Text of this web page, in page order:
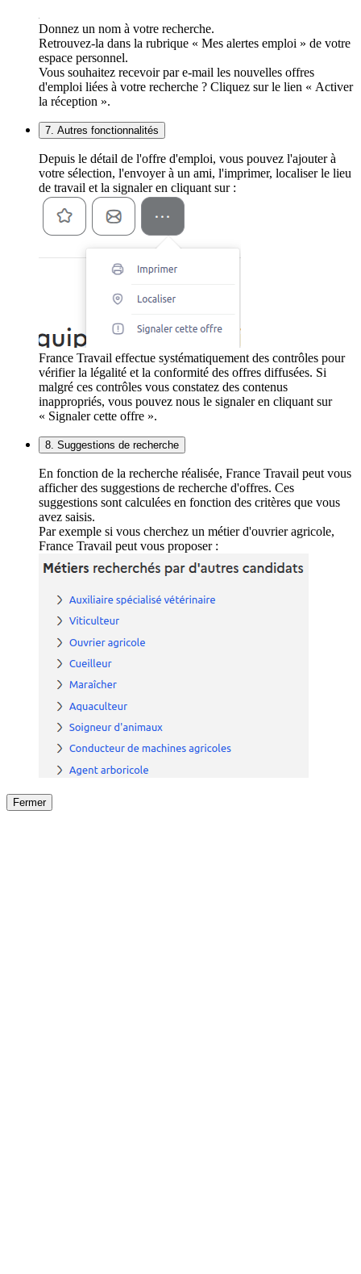
Donnez un nom à votre recherche.
Retrouvez-la dans la rubrique « Mes alertes emploi » de votre
espace personnel.
Vous souhaitez recevoir par e-mail les nouvelles offres
d'emploi liées à votre recherche ? Cliquez sur le lien « Activer
la réception ».
7. Autres fonctionnalités
Depuis le détail de l'offre d'emploi, vous pouvez l'ajouter à
votre sélection, l'envoyer à un ami, l'imprimer, localiser le lieu
de travail et la signaler en cliquant sur :
France Travail effectue systématiquement des contrôles pour
vérifier la légalité et la conformité des offres diffusées. Si
malgré ces contrôles vous constatez des contenus
inappropriés, vous pouvez nous le signaler en cliquant sur
« Signaler cette offre ».
8. Suggestions de recherche
En fonction de la recherche réalisée, France Travail peut vous
afficher des suggestions de recherche d'offres. Ces
suggestions sont calculées en fonction des critères que vous
avez saisis.
Par exemple si vous cherchez un métier d'ouvrier agricole,
France Travail peut vous proposer :
Fermer